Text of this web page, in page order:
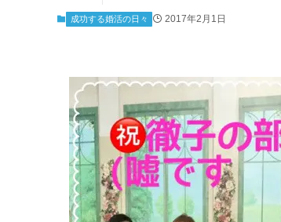
成功する婚活の日々 2017年2月1日